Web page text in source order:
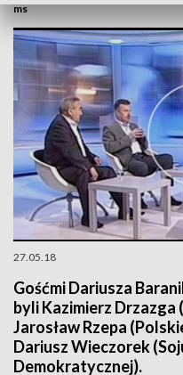
ms
27.05.18
Gośćmi Dariusza
byli Kazimierz Drzazga
Jarosław Rzepa
Dariusz Wieczorek
Demokratycznej).